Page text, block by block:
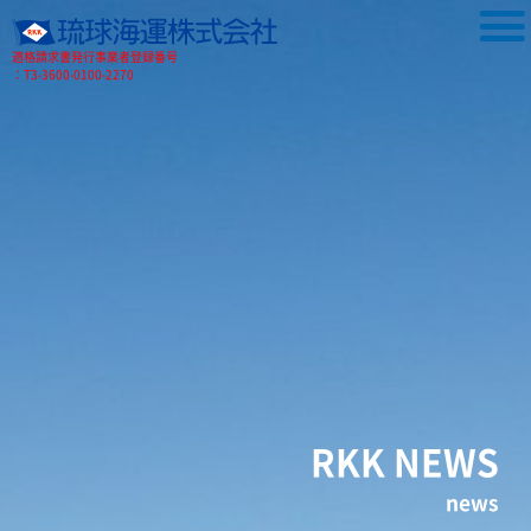
適格請求書発行事業者登録番号
：T3-3600-0100-2270
RKK NEWS
news